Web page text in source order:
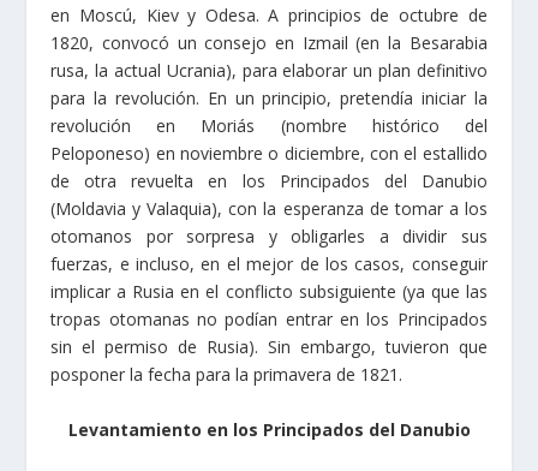
en Moscú, Kiev y Odesa. A principios de octubre de
1820, convocó un consejo en Izmail (en la Besarabia
rusa, la actual Ucrania), para elaborar un plan definitivo
para la revolución. En un principio, pretendía iniciar la
revolución en Moriás (nombre histórico del
Peloponeso) en noviembre o diciembre, con el estallido
de otra revuelta en los Principados del Danubio
(Moldavia y Valaquia), con la esperanza de tomar a los
otomanos por sorpresa y obligarles a dividir sus
fuerzas, e incluso, en el mejor de los casos, conseguir
implicar a Rusia en el conflicto subsiguiente (ya que las
tropas otomanas no podían entrar en los Principados
sin el permiso de Rusia). Sin embargo, tuvieron que
posponer la fecha para la primavera de 1821.
Levantamiento en los Principados del Danubio